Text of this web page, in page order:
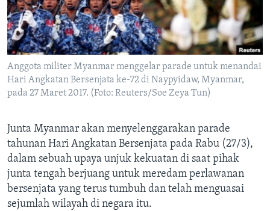
Anggota militer Myanmar menggelar parade untuk menandai
Hari Angkatan Bersenjata ke-72 di Naypyidaw, Myanmar,
pada 27 Maret 2017. (Foto: Reuters/Soe Zeya Tun)
Junta Myanmar akan menyelenggarakan parade
tahunan Hari Angkatan Bersenjata pada Rabu (27/3),
dalam sebuah upaya unjuk kekuatan di saat pihak
junta tengah berjuang untuk meredam perlawanan
bersenjata yang terus tumbuh dan telah menguasai
sejumlah wilayah di negara itu.